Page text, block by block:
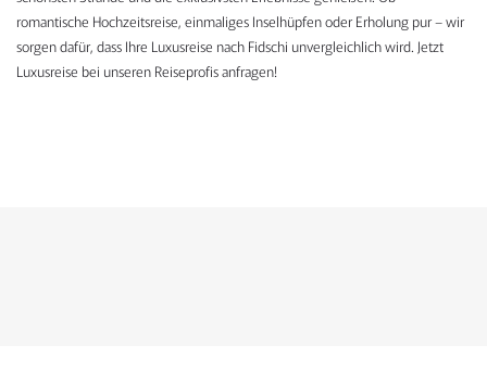
romantische Hochzeitsreise, einmaliges Inselhüpfen oder Erholung pur – wir
sorgen dafür, dass Ihre Luxusreise nach Fidschi unvergleichlich wird. Jetzt
Luxusreise bei unseren Reiseprofis anfragen!